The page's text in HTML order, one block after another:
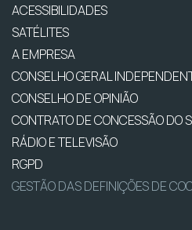
ACESSIBILIDADES
SATÉLITES
A EMPRESA
CONSELHO GERAL
CONSELHO DE OPINIÃO
CONTRATO DE CONCESSÃO DO
RÁDIO E TELEVISÃO
RGPD
GESTÃO DAS DEFINIÇÕES DE